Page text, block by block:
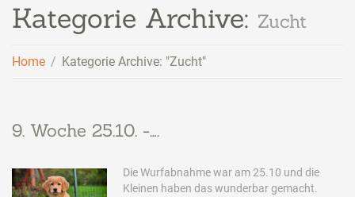
Kategorie Archive: Zucht
Home Kategorie Archive: "Zucht"
9. Woche 25.10. -….
Die Wurfabnahme war am 25.10 und die
Kleinen haben das wunderbar gemacht.